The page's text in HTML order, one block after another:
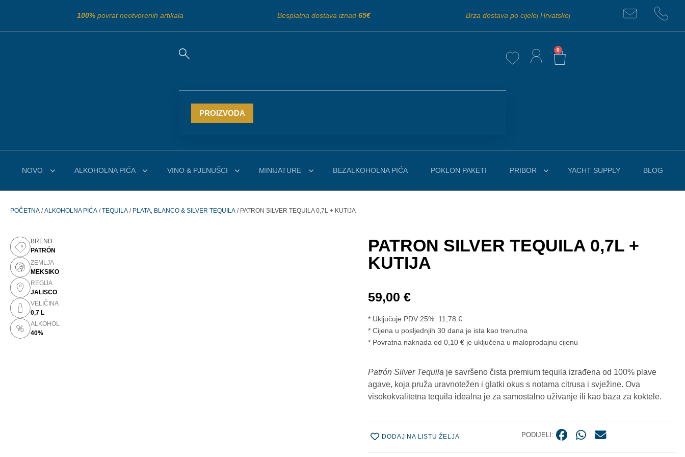
100%povrat neotvorenih artikala Besplatna dostava iznad65€ Brza dostava po cijeloj Hrvatskoj
PROIZVODA
0
NOVO ALKOHOLNA PIĆA VINO & PJENUŠCI MINIJATURE BEZALKOHOLNA PIĆA POKLON PAKETI PRIBOR YACHT SUPPLY BLOG
POČETNA /ALKOHOLNA PIĆA /TEQUILA / PLATA, BLANCO & SILVER TEQUILA / PATRON SILVER TEQUILA 0,7L + KUTIJA
BREND
PATRÓN
ZEMLJA
MEKSIKO
REGIJA
JALISCO
VELIČINA
0,7 L
ALKOHOL
40%
PATRON SILVER TEQUILA 0,7L +
KUTIJA
59,00 €
* Uključuje PDV 25%: 11,78 €
Cijena u posljednjih 30 dana je ista kao trenutna
* Povratna naknada od 0,10 € je uključena u maloprodajnu cijenu
Patrón Silver Tequila je savršeno čista premium tequila izrađena od 100% plave
agave, koja pruža uravnotežen i glatki okus s notama citrusa i svježine. Ova
visokokvalitetna tequila idealna je za samostalno uživanje ili kao baza za koktele.
DODAJ NA LISTU ŽELJA PODIJELI: